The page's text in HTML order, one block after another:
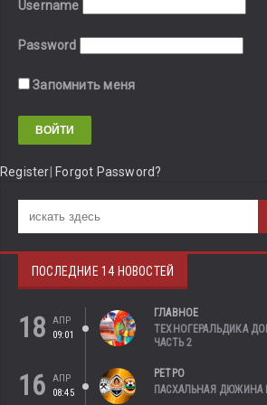
Username
Password
Запомнить меня
Register Forgot Password?
ПОСЛЕДНИЕ 14 НОВОСТЕЙ
18
АПР
09:01
ГЛАВНОЕ
ТЕХНОГЕРАЛЬДИКА
ЧАСТЬ 2
16
АПР
08:45
РЕТРО
ПАСХАЛЬНАЯ ДЮЖИНА